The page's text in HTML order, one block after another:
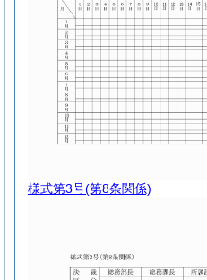
様式第3号(第8条関係)